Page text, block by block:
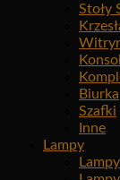
Stoły
Biurka
Szafki
Inne
Lampy